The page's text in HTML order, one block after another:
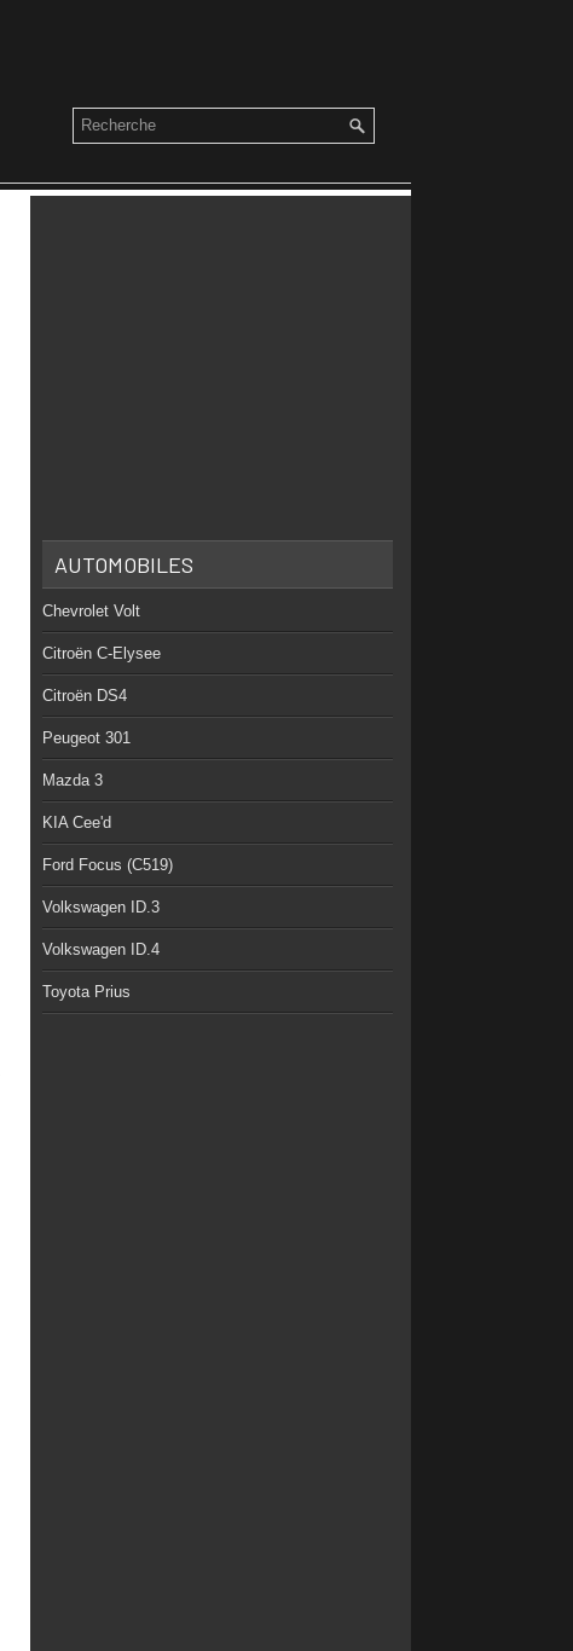
AUTOMOBILES
Chevrolet Volt
Citroën C-Elysee
Citroën DS4
Peugeot 301
Mazda 3
KIA Cee'd
Ford Focus (C519)
Volkswagen ID.3
Volkswagen ID.4
Toyota Prius